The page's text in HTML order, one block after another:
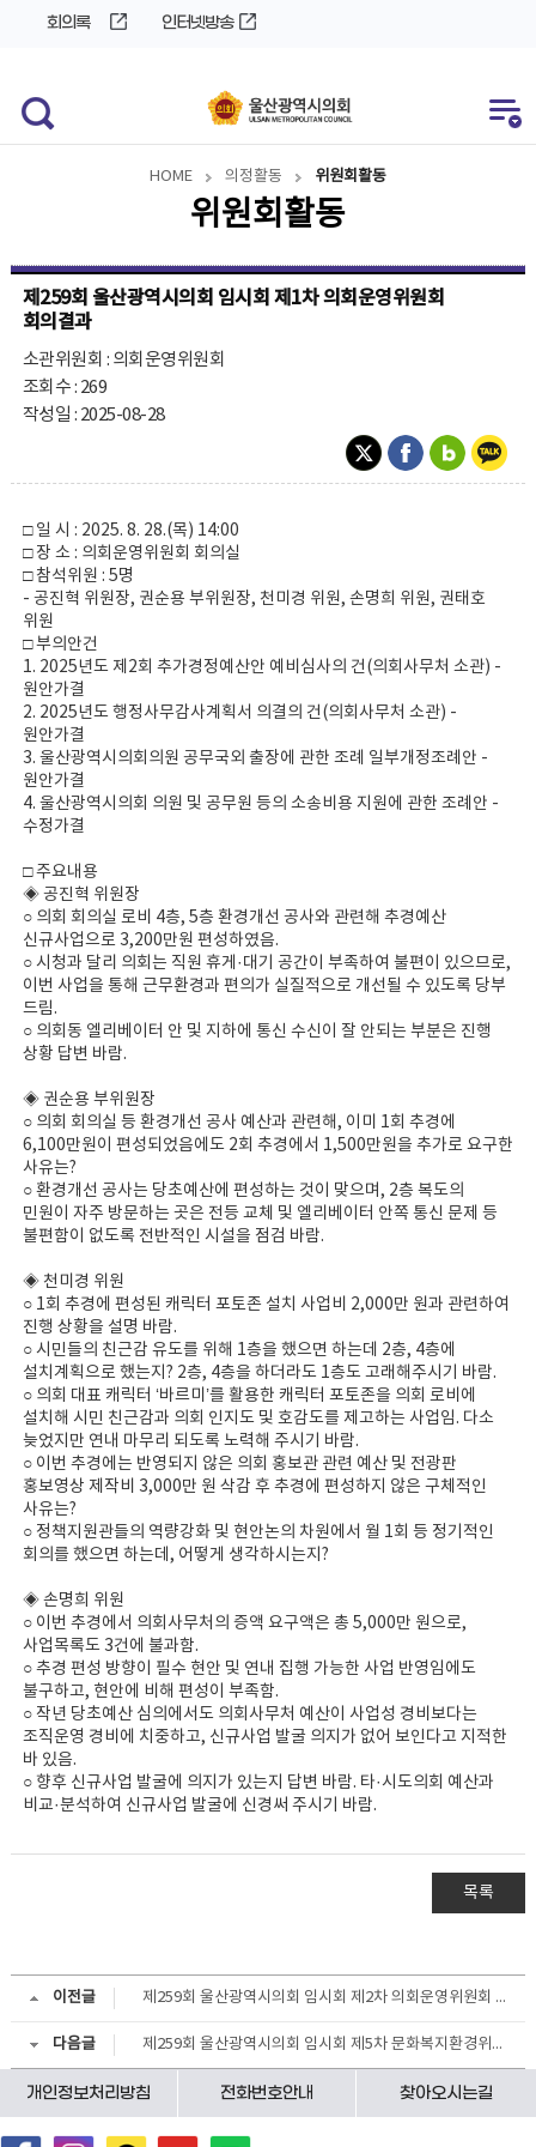
회의록 인터넷방송
HOME 의정활동 위원회활동
위원회활동
제259회 울산광역시의회 임시회 제1차 의회운영위원회
회의결과
소관위원회 : 의회운영위원회
조회수 : 269
작성일 : 2025-08-28
□ 일 시 : 2025. 8. 28.(목) 14:00
□ 장 소 : 의회운영위원회 회의실
□ 참석위원 : 5명
- 공진혁 위원장, 권순용 부위원장, 천미경 위원, 손명희 위원, 권태호
위원
□ 부의안건
1. 2025년도 제2회 추가경정예산안 예비심사의 건(의회사무처 소관) -
원안가결
2. 2025년도 행정사무감사계획서 의결의 건(의회사무처 소관) -
원안가결
3. 울산광역시의회의원 공무국외 출장에 관한 조례 일부개정조례안 -
원안가결
4. 울산광역시의회 의원 및 공무원 등의 소송비용 지원에 관한 조례안 -
수정가결
□ 주요내용
◈ 공진혁 위원장
○ 의회 회의실 로비 4층, 5층 환경개선 공사와 관련해 추경예산
신규사업으로 3,200만원 편성하였음.
○ 시청과 달리 의회는 직원 휴게·대기 공간이 부족하여 불편이 있으므로,
이번 사업을 통해 근무환경과 편의가 실질적으로 개선될 수 있도록 당부
드림.
○ 의회동 엘리베이터 안 및 지하에 통신 수신이 잘 안되는 부분은 진행
상황 답변 바람.
◈ 권순용 부위원장
○ 의회 회의실 등 환경개선 공사 예산과 관련해, 이미 1회 추경에
6,100만원이 편성되었음에도 2회 추경에서 1,500만원을 추가로 요구한
사유는?
○ 환경개선 공사는 당초예산에 편성하는 것이 맞으며, 2층 복도의
민원이 자주 방문하는 곳은 전등 교체 및 엘리베이터 안쪽 통신 문제 등
불편함이 없도록 전반적인 시설을 점검 바람.
◈ 천미경 위원
○ 1회 추경에 편성된 캐릭터 포토존 설치 사업비 2,000만 원과 관련하여
진행 상황을 설명 바람.
○ 시민들의 친근감 유도를 위해 1층을 했으면 하는데 2층, 4층에
설치계획으로 했는지? 2층, 4층을 하더라도 1층도 고래해주시기 바람.
○ 의회 대표 캐릭터 ‘바르미’를 활용한 캐릭터 포토존을 의회 로비에
설치해 시민 친근감과 의회 인지도 및 호감도를 제고하는 사업임. 다소
늦었지만 연내 마무리 되도록 노력해 주시기 바람.
○ 이번 추경에는 반영되지 않은 의회 홍보관 관련 예산 및 전광판
홍보영상 제작비 3,000만 원 삭감 후 추경에 편성하지 않은 구체적인
사유는?
○ 정책지원관들의 역량강화 및 현안논의 차원에서 월 1회 등 정기적인
회의를 했으면 하는데, 어떻게 생각하시는지?
◈ 손명희 위원
○ 이번 추경에서 의회사무처의 증액 요구액은 총 5,000만 원으로,
사업목록도 3건에 불과함.
○ 추경 편성 방향이 필수 현안 및 연내 집행 가능한 사업 반영임에도
불구하고, 현안에 비해 편성이 부족함.
○ 작년 당초예산 심의에서도 의회사무처 예산이 사업성 경비보다는
조직운영 경비에 치중하고, 신규사업 발굴 의지가 없어 보인다고 지적한
바 있음.
○ 향후 신규사업 발굴에 의지가 있는지 답변 바람. 타·시도의회 예산과
비교·분석하여 신규사업 발굴에 신경써 주시기 바람.
목록
이전글 제259회 울산광역시의회 임시회 제2차 의회운영위원회 회의결과
다음글 제259회 울산광역시의회 임시회 제5차 문화복지환경위원회 회의결과
개인정보처리방침 전화번호안내 찾아오시는길